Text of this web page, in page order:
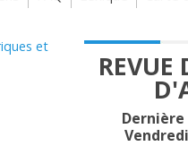
REVUE
et